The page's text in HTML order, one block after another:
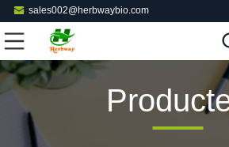
sales002@herbwaybio.com